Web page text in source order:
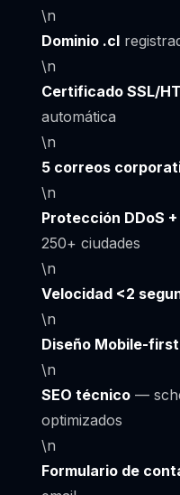
\n
Dominio .cl
\n
Certificado SSL/
automática
\n
5 correos
\n
Protección DDoS
250+ ciudades
\n
Velocidad <2
\n
Diseño Mobile-first
\n
SEO técnico —
optimizados
\n
Formulario de